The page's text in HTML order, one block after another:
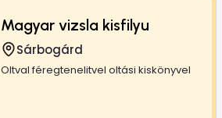
Magyar vizsla kisfilyu
Sárbogárd
Oltval féregtenelitvel oltási kiskönyvel